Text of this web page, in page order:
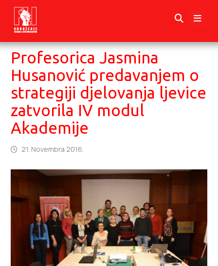
Profesorica Jasmina
Husanović predavanjem o
strategiji djelovanja ljevice
zatvorila IV modul
Akademije
21. Novembra 2016.